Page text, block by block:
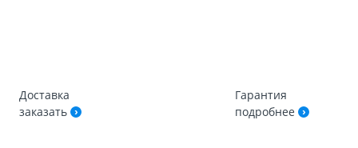
Доставка
заказать
Гарантия
подробнее